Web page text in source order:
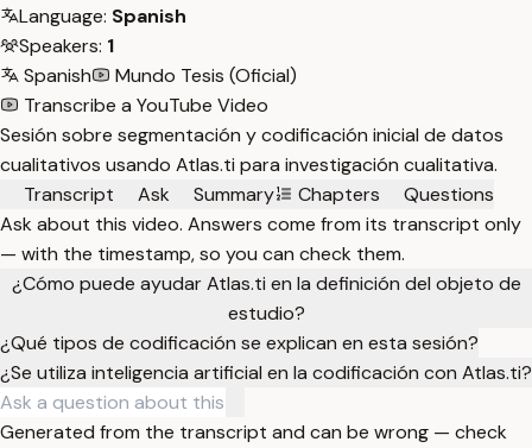
Language: Spanish
Speakers: 1
Spanish
Mundo Tesis (Oficial)
Transcribe a YouTube Video
Sesión sobre segmentación y codificación inicial de datos
cualitativos usando Atlas.ti para investigación cualitativa.
Transcript
Ask Summary Chapters
Questions
Ask about this video. Answers come from its transcript only
— with the timestamp, so you can check them.
¿Cómo puede ayudar Atlas.ti en la definición del objeto de
estudio?
¿Qué tipos de codificación se explican en esta sesión?
¿Se utiliza inteligencia artificial en la codificación con Atlas.ti?
Generated from the transcript and can be wrong — check